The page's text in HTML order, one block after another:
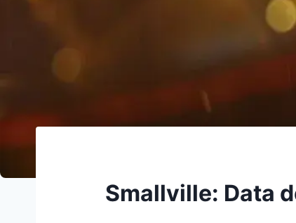
Smallville: Data